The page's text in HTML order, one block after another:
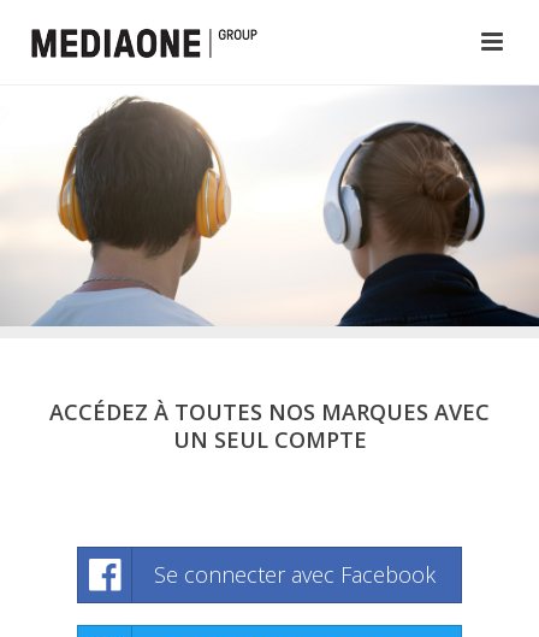
ACCÉDEZ À TOUTES NOS MARQUES AVEC
UN SEUL COMPTE
Se connecter avec Facebook